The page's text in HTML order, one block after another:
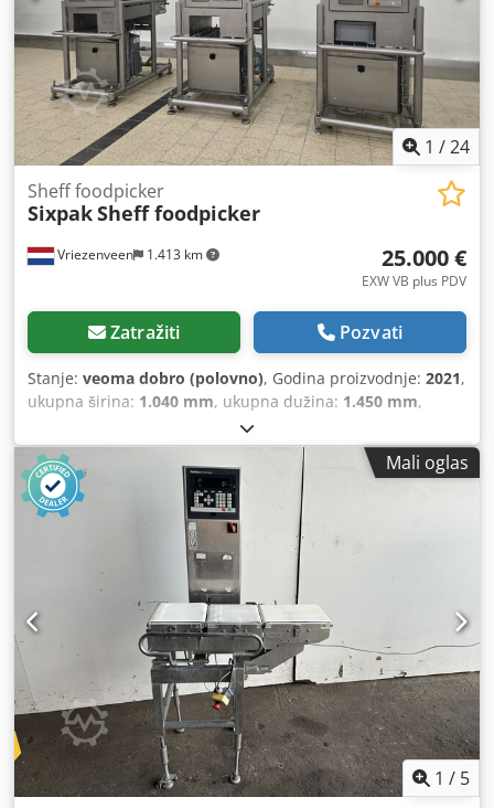
1 /24
Vriezenveen 1.413 km
Sheff foodpicker
SixpakSheff foodpicker
25.000 €
EXW VB plus PDV
Zatražiti Pozvati
Stanje: veoma dobro (polovno), Godina proizvodnje: 2021,
ukupna širina: 1.040 mm, ukupna dužina: 1.450 mm,
, ukupna težina:
prodaju: - Sixpak (doziranje, vaganje, brojanje) - Sheff
foodpicker - Sa Vision kamerom / kontrolom - 50 pickova po
minutu - Lako integrisanje u liniju - Dimenzije: Dužina x
Širina x Visina (1450 mm x 1040 mm x 2270 mm) - Težina:
1100 KG - Namena: Nasumično binpicking sa 3D vision
tehnologijom - Konstrukcija: Prohrom (RVS) - Promena
proizvoda: za manje od 2 minuta, bez alata - Vision sistem:
3D - IP klasa: IP65 ili viša - Robotski modul: Denso Scara -
Hvatač: vakuum pad sa detekcijom pogrešnih pickova -
Kontrola: Industrijski PC sa touchscreen HMI Max. 100
programa proizvoda Ako imate pitanja ili komentare,
slobodno nas kontaktirajte. Na raspolaganju su i video
zapisi. Pregled na lokaciji moguć. Dksdpjx Ai E Sofx Am Sjr
Cena po komadu: €25.000,- EXW Transport po dogovoru
Dostupno 3 komada. Srdačan pozdrav, Leo Holland
Mali oglas
1 / 5